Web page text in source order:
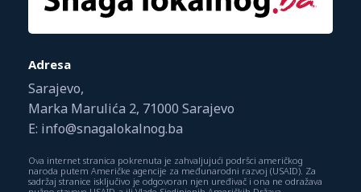
Adresa
Sarajevo,
Marka Marulića 2, 71000 Sarajevo
E: info@snagalokalnog.ba
Ova internet stranica pokrenuta je zahvaljujući podršci američkog
naroda putem Američke agencije za međunarodni razvoj (USAID). Za
sadržaj stranice isključivo je odgovoran njen uređivač i ona ne odražava